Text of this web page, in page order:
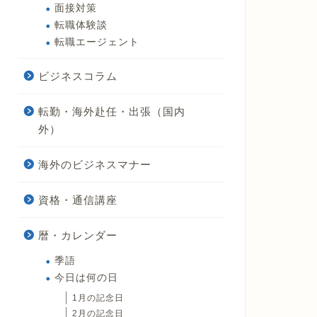
面接対策
転職体験談
転職エージェント
ビジネスコラム
転勤・海外赴任・出張（国内
外）
海外のビジネスマナー
資格・通信講座
暦・カレンダー
季語
今日は何の日
1月の記念日
2月の記念日